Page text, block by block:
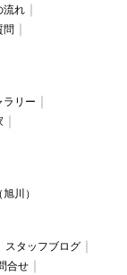
流れ
問
ラリー
川）
スタッフブログ
合せ